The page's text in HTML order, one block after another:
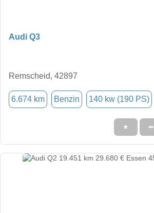
Audi Q3
Remscheid, 42897
6.674 km Benzin 140 kw (190 PS)
★ ➦